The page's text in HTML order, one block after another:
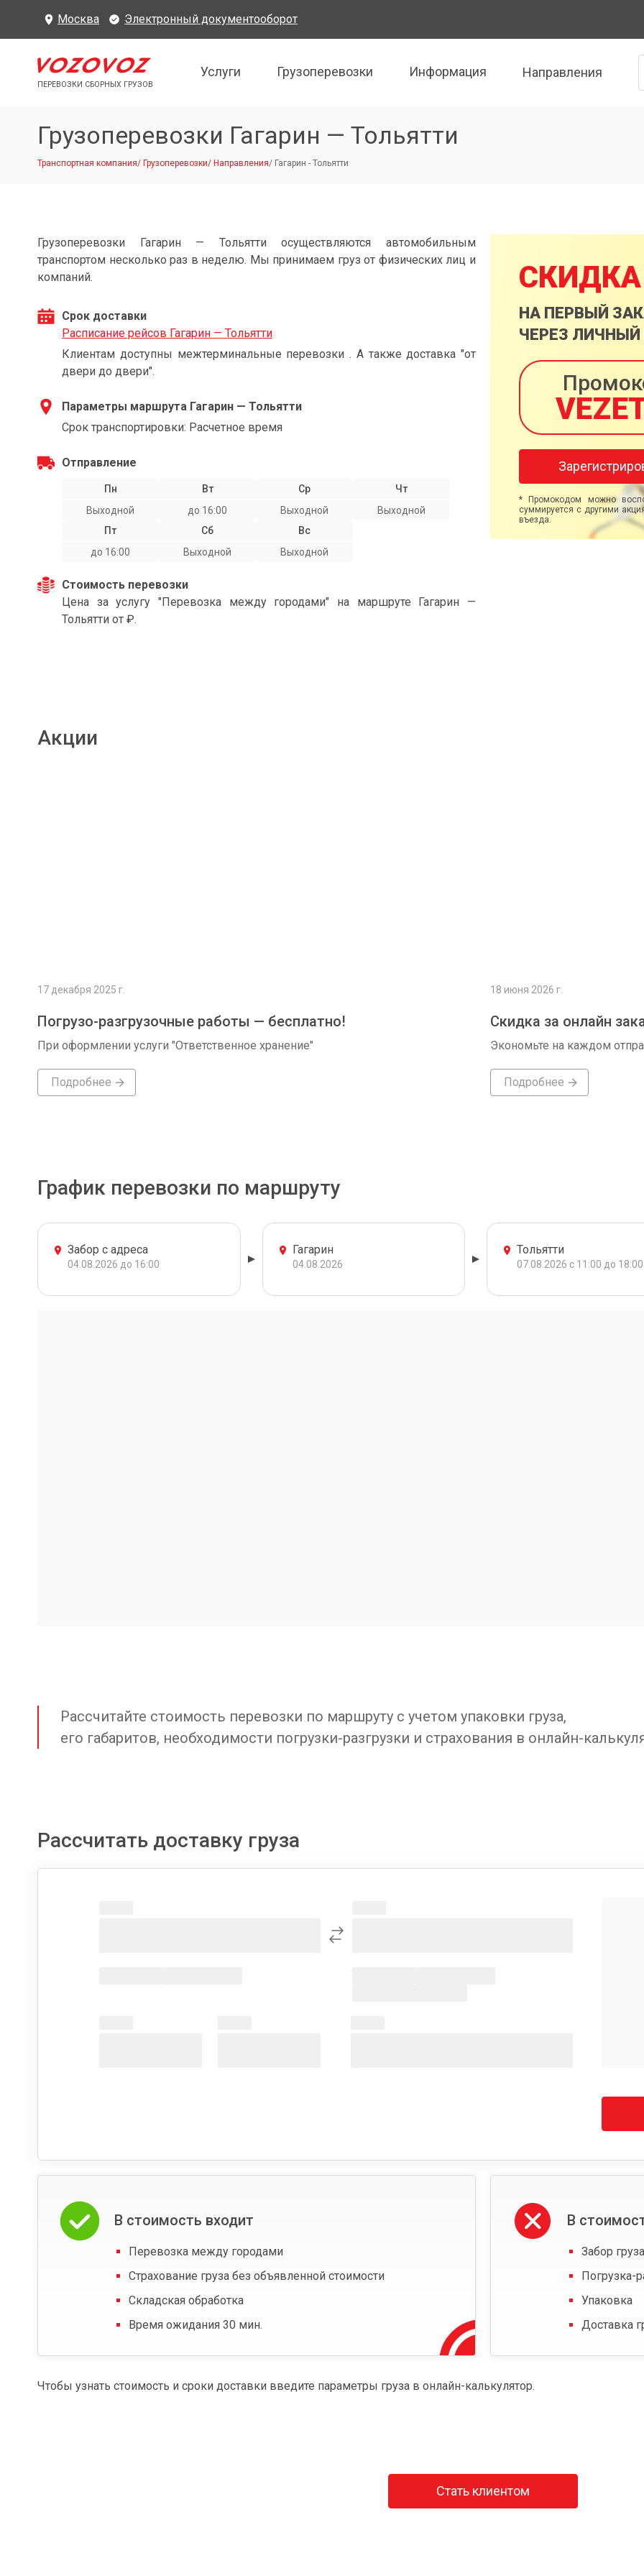
Москва Электронный документооборот
ПЕРЕВОЗКИ СБОРНЫХ ГРУЗОВ
Услуги Грузоперевозки Информация Направления
Грузоперевозки Гагарин — Тольятти
Транспортная компания/ Грузоперевозки/ Направления/ Гагарин - Тольятти
Грузоперевозки Гагарин — Тольятти осуществляются автомобильным
транспортом несколько раз в неделю. Мы принимаем груз от физических лиц и
компаний.
Срок доставки
Расписание рейсов Гагарин — Тольятти
Клиентам доступны межтерминальные перевозки . А также доставка "от
двери до двери".
Параметры маршрута Гагарин — Тольятти
Срок транспортировки: Расчетное время
Отправление
Пн
Выходной
Вт
до 16:00
Ср
Выходной
Чт
Выходной
Пт
до 16:00
Сб
Выходной
Вс
Выходной
Стоимость перевозки
Цена за услугу "Перевозка между городами" на маршруте Гагарин —
Тольятти от ₽.
СКИДКА
НА ПЕРВЫЙ
ЧЕРЕЗ ЛИЧНЫЙ
* Промокодом можно
суммируется с другими
въезда.
Акции
17 декабря 2025 г.
Погрузо-разгрузочные работы — бесплатно!
При оформлении услуги "Ответственное хранение"
Подробнее
18 июня 2026 г.
Скидка за онлайн
Экономьте на каждом
Подробнее
График перевозки по маршруту
Забор с адреса
04.08.2026 до 16:00
Гагарин
04.08.2026
Тольятти
07.08.2026 с 11:00 до 18:00
Рассчитайте стоимость перевозки по маршруту с учетом упаковки груза,
его габаритов, необходимости погрузки-разгрузки и страхования в онлайн-
Рассчитать доставку груза
В стоимость входит
Перевозка между городами
Страхование груза без объявленной стоимости
Складская обработка
Время ожидания 30 мин.
В
Забор
Погрузка-
Упаковка
Доставка
Чтобы узнать стоимость и сроки доставки введите параметры груза в онлайн-калькулятор.
Стать клиентом